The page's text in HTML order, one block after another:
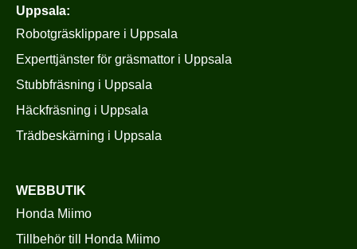
Uppsala:
Robotgräsklippare i Uppsala
Experttjänster för gräsmattor i Uppsala
Stubbfräsning i Uppsala
Häckfräsning i Uppsala
Trädbeskärning i Uppsala
WEBBUTIK
Honda Miimo
Tillbehör till Honda Miimo